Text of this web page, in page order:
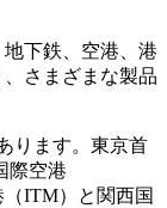
下鉄、空港、港
さまざまな製品
ります。東京首
際空港
（ITM）と関西国